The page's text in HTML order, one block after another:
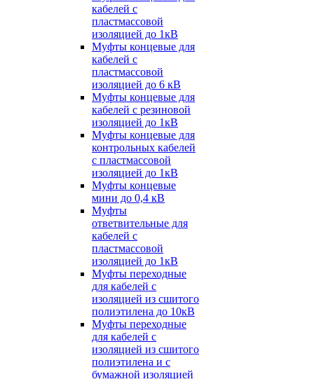
кабелей с
пластмассовой
изоляцией до 1кВ
Муфты концевые для
кабелей с
пластмассовой
изоляцией до 6 кВ
Муфты концевые для
кабелей с резиновой
изоляцией до 1кВ
Муфты концевые для
контрольных кабелей
с пластмассовой
изоляцией до 1кВ
Муфты концевые
мини до 0,4 кВ
Муфты
ответвительные для
кабелей с
пластмассовой
изоляцией до 1кВ
Муфты переходные
для кабелей с
изоляцией из сшитого
полиэтилена до 10кВ
Муфты переходные
для кабелей с
изоляцией из сшитого
полиэтилена и с
бумажной изоляцией